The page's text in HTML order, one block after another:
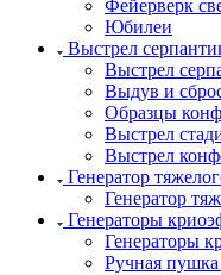
Фейерверк
Юбилеи
Выстрел
Выстрел
Выдув и
Образцы
Выстрел
Выстрел
Генератор
Генератор
Генераторы
Генераторы
Ручная